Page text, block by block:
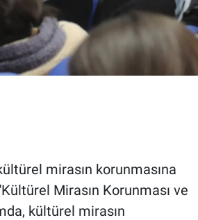
mirasın korunmasına
Mirasın Korunması ve
kültürel mirasın